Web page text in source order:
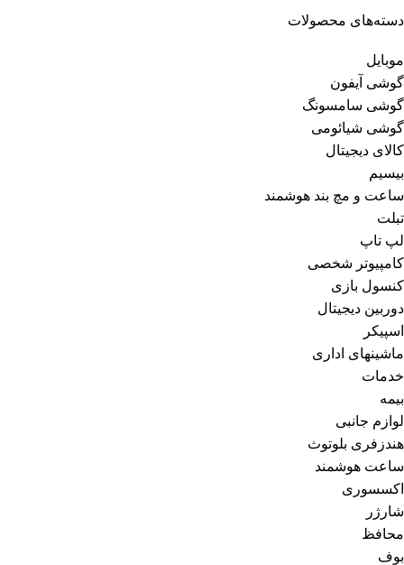
دسته‌های محصولات
موبایل
گوشی آیفون
گوشی سامسونگ
گوشی شیائومی
کالای دیجیتال
بیسیم
ساعت و مچ بند هوشمند
تبلت
لپ تاپ
کامپیوتر شخصی
کنسول بازی
دوربین دیجیتال
اسپیکر
ماشینهای اداری
خدمات
بیمه
لوازم جانبی
هندزفری بلوتوث
ساعت هوشمند
اکسسوری
شارژر
محافظ
بوف